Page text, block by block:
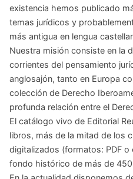
existencia hemos publicado
temas jurídicos y
más antigua en lengua
Nuestra misión consiste en la
corrientes del pensamiento
anglosajón, tanto en Europa
colección de Derecho
profunda relación entre el
El catálogo vivo de Editorial
libros, más de la mitad de los
digitalizados (formatos: PDF
fondo histórico de más de